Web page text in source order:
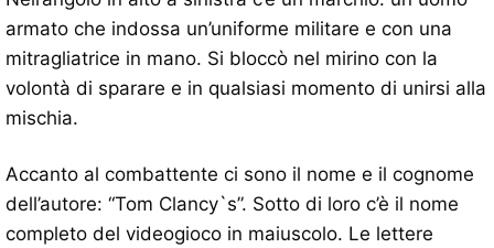
armato che indossa un’uniforme militare e con una
mitragliatrice in mano. Si bloccò nel mirino con la
volontà di sparare e in qualsiasi momento di unirsi alla
mischia.
Accanto al combattente ci sono il nome e il cognome
dell’autore: “Tom Clancy`s”. Sotto di loro c’è il nome
completo del videogioco in maiuscolo. Le lettere